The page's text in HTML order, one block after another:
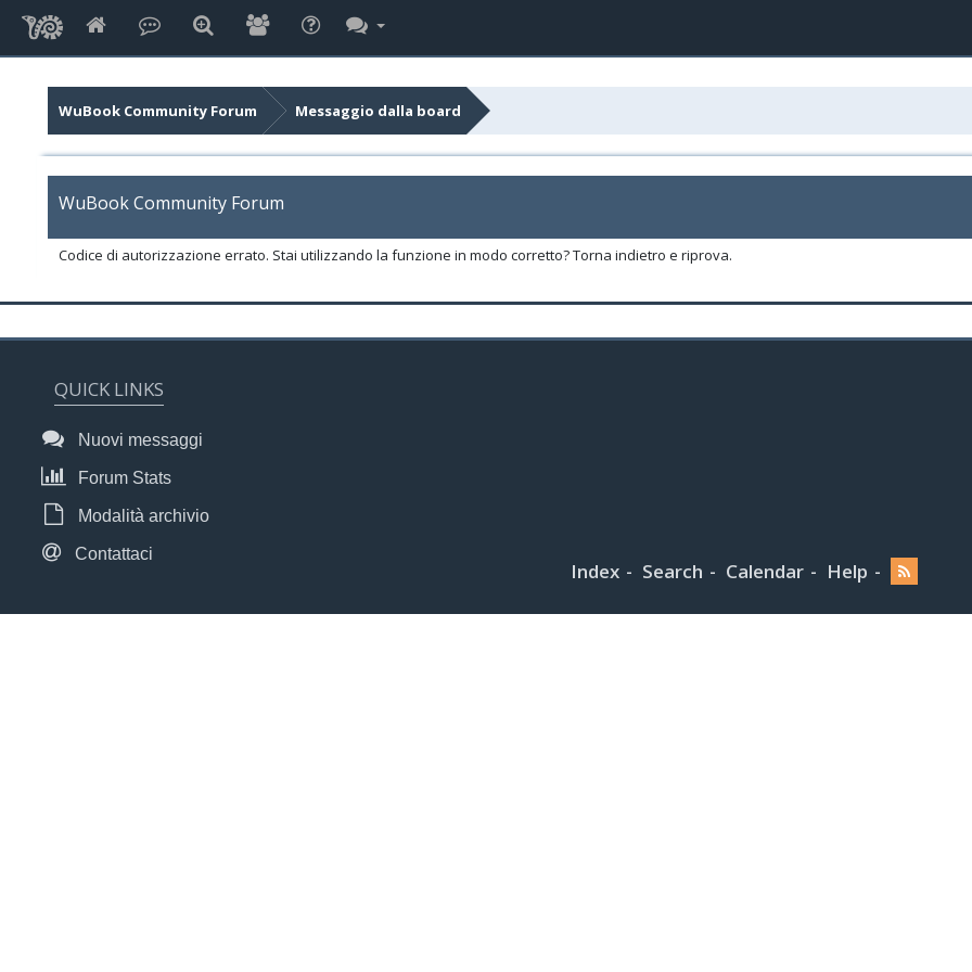
WuBook Community Forum Messaggio dalla board
WuBook Community Forum
Codice di autorizzazione errato. Stai utilizzando la funzione in modo corretto? Torna indietro e riprova.
QUICK LINKS
Nuovi messaggi
Forum Stats
Modalità archivio
Contattaci
Index Search Calendar Help